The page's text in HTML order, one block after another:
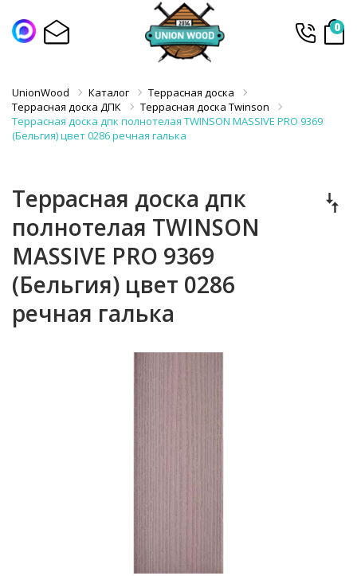
0
UnionWood Каталог
Террасная доска
Террасная доска ДПК
Террасная доска Twinson
Террасная доска дпк полнотелая TWINSON MASSIVE PRO 9369
(Бельгия) цвет 0286 речная галька
Террасная доска дпк
полнотелая TWINSON
MASSIVE PRO 9369
(Бельгия) цвет 0286
речная галька